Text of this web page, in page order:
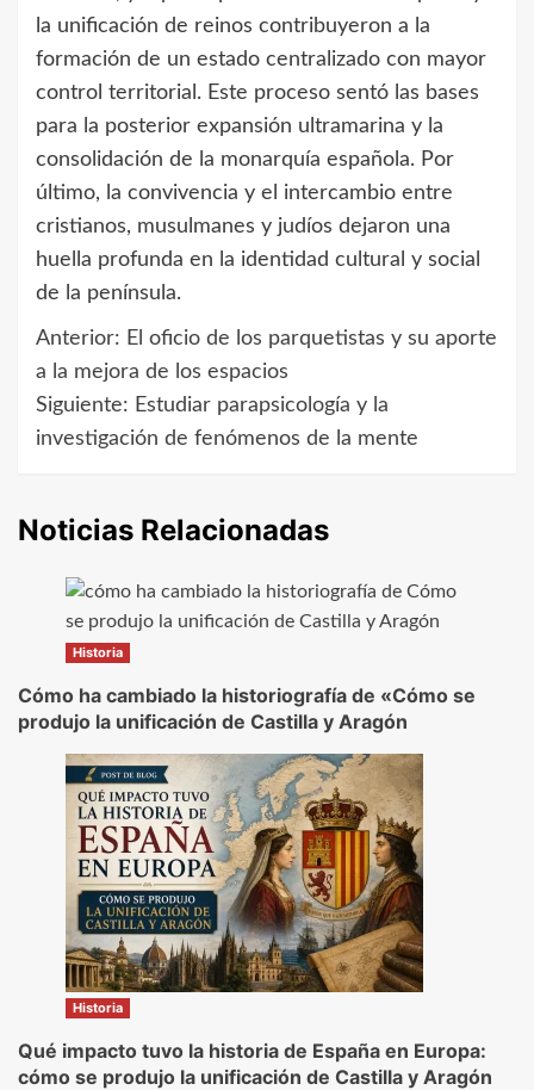
la unificación de reinos contribuyeron a la
formación de un estado centralizado con mayor
control territorial. Este proceso sentó las bases
para la posterior expansión ultramarina y la
consolidación de la monarquía española. Por
último, la convivencia y el intercambio entre
cristianos, musulmanes y judíos dejaron una
huella profunda en la identidad cultural y social
de la península.
Navegación
de
entradas
Anterior: El oficio de los parquetistas y su aporte
a la mejora de los espacios
Siguiente: Estudiar parapsicología y la
investigación de fenómenos de la mente
Noticias Relacionadas
Historia
Cómo ha cambiado la historiografía de «Cómo se
produjo la unificación de Castilla y Aragón
Historia
Qué impacto tuvo la historia de España en Europa:
cómo se produjo la unificación de Castilla y Aragón